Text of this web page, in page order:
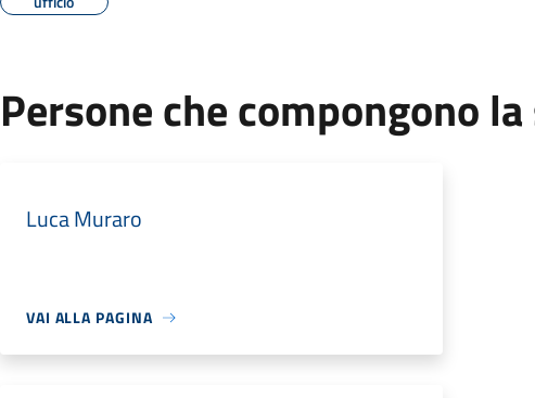
Persone che compongono
Luca Muraro
VAI ALLA PAGINA